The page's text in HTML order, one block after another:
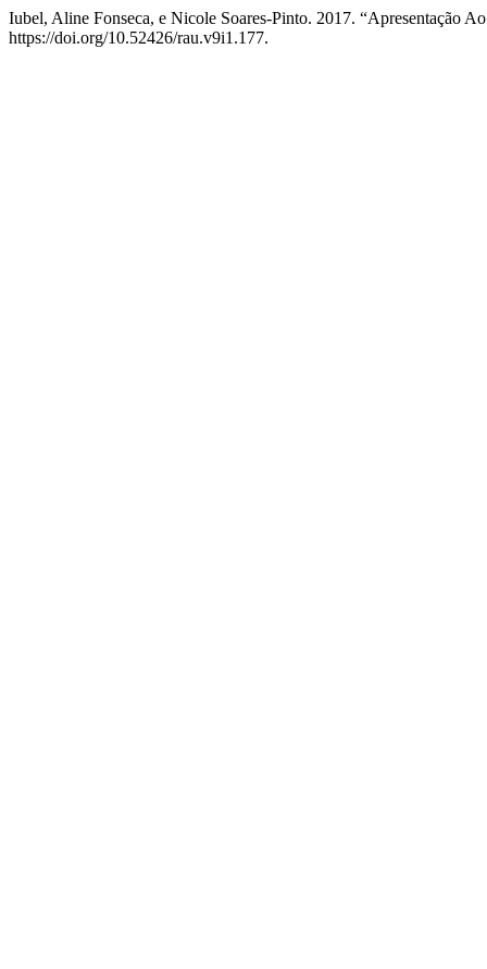
Iubel, Aline Fonseca, e Nicole Soares-Pinto. 2017. “Apresentação
https://doi.org/10.52426/rau.v9i1.177.